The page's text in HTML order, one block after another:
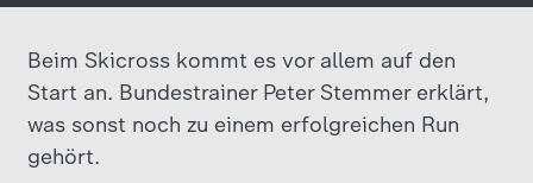
Beim Skicross kommt es vor allem auf den
Start an. Bundestrainer Peter Stemmer erklärt,
was sonst noch zu einem erfolgreichen Run
gehört.